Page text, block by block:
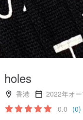
holes
香港
2022年オ
0.0 (0)